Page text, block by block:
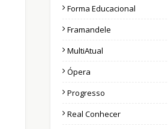
Forma Educacional
Framandele
MultiAtual
Ópera
Progresso
Real Conhecer